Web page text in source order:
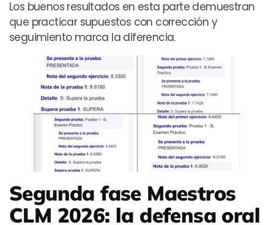
Los buenos resultados en esta parte demuestran
que practicar supuestos con corrección y
seguimiento marca la diferencia.
Segunda fase Maestros
CLM 2026: la defensa oral